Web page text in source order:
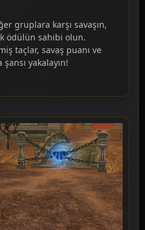
gruplara karşı savaşın,
ödülün sahibi olun.
taçlar, savaş puanı ve
yakalayın!